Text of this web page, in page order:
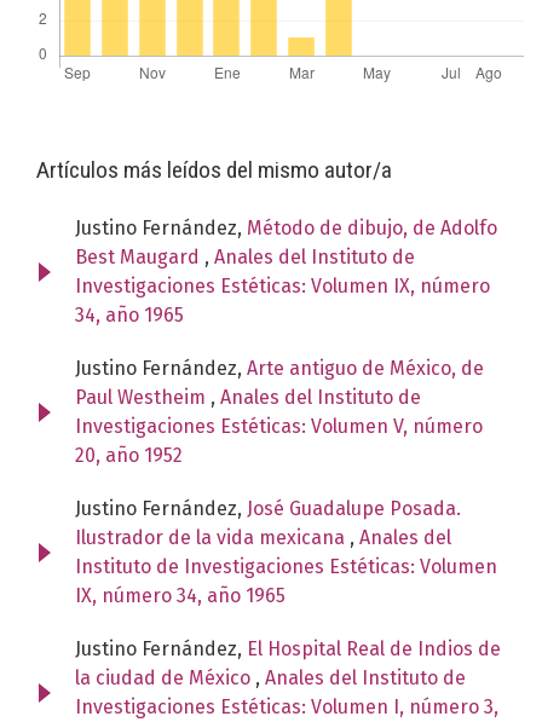
Artículos más leídos del mismo autor/a
Justino Fernández, Método de dibujo, de Adolfo
Best Maugard , Anales del Instituto de
Investigaciones Estéticas: Volumen IX, número
34, año 1965
Justino Fernández, Arte antiguo de México, de
Paul Westheim , Anales del Instituto de
Investigaciones Estéticas: Volumen V, número
20, año 1952
Justino Fernández, José Guadalupe Posada.
Ilustrador de la vida mexicana , Anales del
Instituto de Investigaciones Estéticas: Volumen
IX, número 34, año 1965
Justino Fernández, El Hospital Real de Indios de
la ciudad de México , Anales del Instituto de
Investigaciones Estéticas: Volumen I, número 3,